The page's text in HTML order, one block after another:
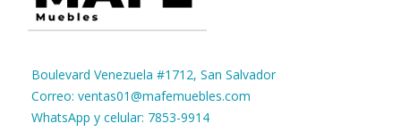
Boulevard Venezuela #1712, San Salvador
Correo: ventas01@mafemuebles.com
WhatsApp y celular: 7853-9914